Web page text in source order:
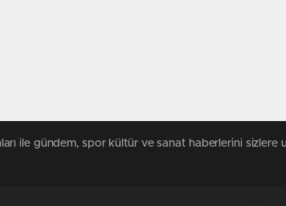
ile gündem, spor kültür ve sanat haberlerini sizlere